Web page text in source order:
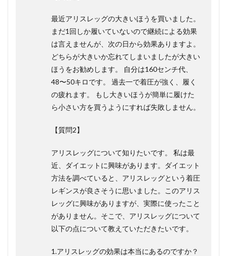
最近アリスレッグの大きいほうを買いました。
まだ1回しか履いていないので継続による効果
は言えませんが、次の日から効果ありますよ。
どちらが大きいか忘れてしまいましたが大きい
ほうをお勧めします。 自分は160センチ代、
48〜50キロです。 過去一で着圧が強く、履く
の疲れます。 もし大きいほうが簡単に履けた
ら小さい方を買うようにすれば失敗しません。
【質問2】
アリスレッグについて知りたいです。 私は最
近、ダイエットに興味があります。ダイエット
方法を調べていると、アリスレッグという着圧
レギンスが良さそうに思いました。このアリス
レッグに興味がありますが、実際に使ったこと
がありません。そこで、アリスレッグについて
以下の点について教えていただきたいです。
1.アリスレッグの効果は本当にあるのですか？